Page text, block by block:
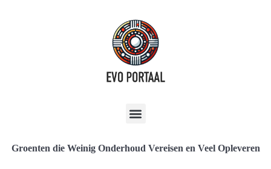
Groenten die Weinig Onderhoud Vereisen en Veel Opleveren